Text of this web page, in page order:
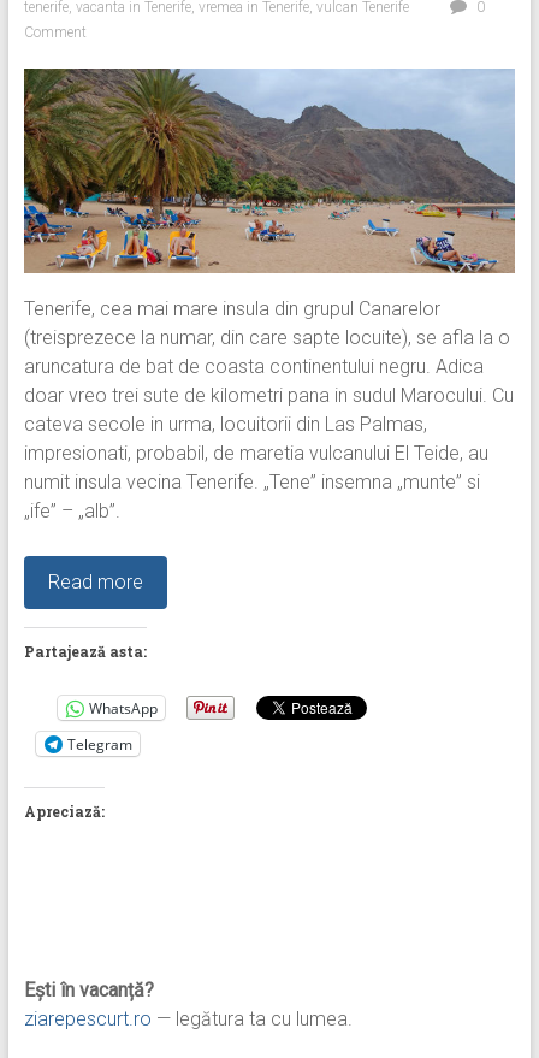
tenerife, vacanta in Tenerife, vremea in Tenerife, vulcan Tenerife
0
Comment
Tenerife, cea mai mare insula din grupul Canarelor
(treisprezece la numar, din care sapte locuite), se afla la o
aruncatura de bat de coasta continentului negru. Adica
doar vreo trei sute de kilometri pana in sudul Marocului. Cu
cateva secole in urma, locuitorii din Las Palmas,
impresionati, probabil, de maretia vulcanului El Teide, au
numit insula vecina Tenerife. „Tene” insemna „munte” si
„ife” – „alb”.
Read more
Partajează asta:
WhatsApp
Telegram
Apreciază:
Ești în vacanță?
ziarepescurt.ro — legătura ta cu lumea.